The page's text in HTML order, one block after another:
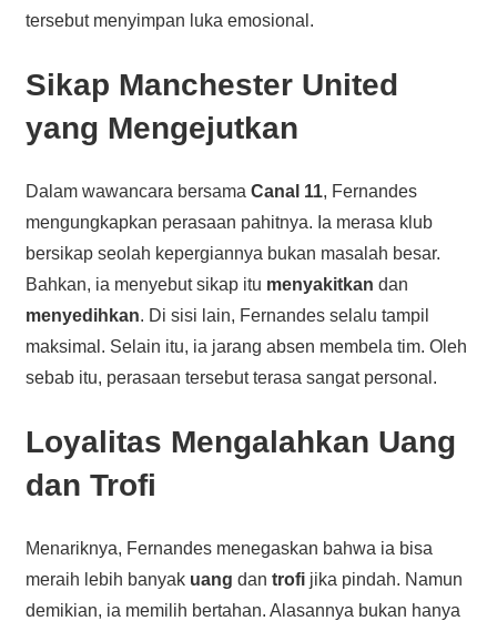
tersebut menyimpan luka emosional.
Sikap Manchester United
yang Mengejutkan
Dalam wawancara bersama Canal 11, Fernandes
mengungkapkan perasaan pahitnya. Ia merasa klub
bersikap seolah kepergiannya bukan masalah besar.
Bahkan, ia menyebut sikap itu menyakitkan dan
menyedihkan. Di sisi lain, Fernandes selalu tampil
maksimal. Selain itu, ia jarang absen membela tim. Oleh
sebab itu, perasaan tersebut terasa sangat personal.
Loyalitas Mengalahkan Uang
dan Trofi
Menariknya, Fernandes menegaskan bahwa ia bisa
meraih lebih banyak uang dan trofijika pindah. Namun
demikian, ia memilih bertahan. Alasannya bukan hanya